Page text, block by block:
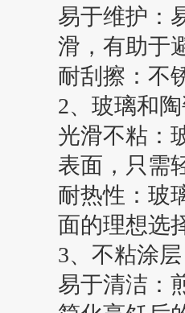
易于维护：
滑，有助于
耐刮擦：不
2、玻璃和
光滑不粘：
表面，只需
耐热性：玻
面的理想选
3、不粘涂层
易于清洁：